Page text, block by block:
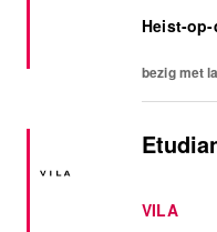
iedereen
Heist-
bezig met
VILA